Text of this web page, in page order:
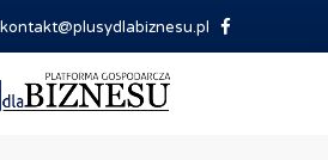
kontakt@plusydlabiznesu.pl